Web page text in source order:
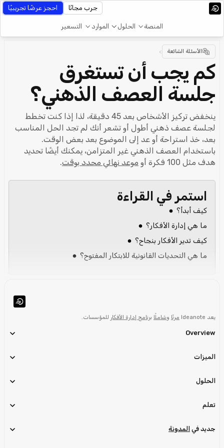
المنصة الحلول الموارد التسعير
جرب مجانًا احجز عرضًا تجريبيًا
الأسئلة الشائعة >
كم يجب أن تستغرق
جلسة العصف الذهني؟
ينخفض تركيز الأشخاص بعد 45 دقيقة، لذا إذا كنت تخطط
لجلسة عصف ذهني أطول أو تشعر أنك لم تجد الحل المناسب
بعد، خذ استراحة أو عد إلى الموضوع بعد بعض الوقت.
باستخدام العصف الذهني غير المتزامن، يمكنك أيضًا تحديد
هدف مثل 100 فكرة أو
موعد نهائي محدد بوقت.
استمر في القراءة
كيف أبدأ؟
ما هي إدارة الأفكار؟
كيف تدير الأفكار بنجاح؟
ما هي التحديات القانونية للابتكار المفتوح؟
يعد Ideanote مرنًا وشاملًا برنامج إدارة الأفكار للمؤسسات.
Overview
الميزات
الحلول
تعلم
جديد في المدونة